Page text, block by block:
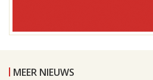
MEER NIEUWS